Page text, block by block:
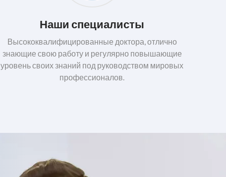
Наши специалисты
Высококвалифицированные доктора, отлично
знающие свою работу и регулярно повышающие
уровень своих знаний под руководством мировых
профессионалов.